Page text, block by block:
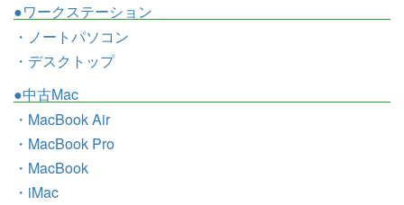
●ワークステーション
・ノートパソコン
・デスクトップ
●中古Mac
・MacBook Air
・MacBook Pro
・MacBook
・iMac